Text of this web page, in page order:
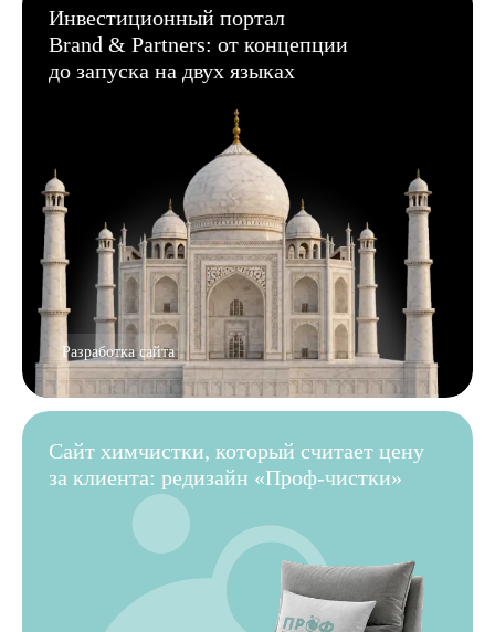
Инвестиционный портал
Brand & Partners: от концепции
до запуска на двух языках
Разработка сайта
Сайт химчистки, который считает цену
за клиента: редизайн «Проф-чистки»